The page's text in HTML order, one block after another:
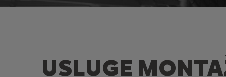
USLUGE